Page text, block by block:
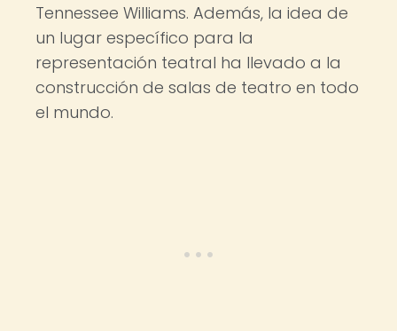
Tennessee Williams. Además, la idea de
un lugar específico para la
representación teatral ha llevado a la
construcción de salas de teatro en todo
el mundo.